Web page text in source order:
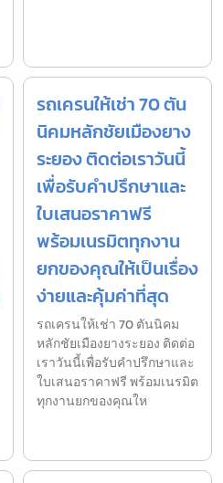
รถเครนให้เช่า 70 ตัน
นิคมหลักชัยเมืองยาง
ระยอง ติดต่อเราวันนี้
เพื่อรับคำปรึกษาและ
ใบเสนอราคาฟรี
พร้อมเนรมิตทุกงาน
ยกของคุณให้เป็นเรื่อง
ง่ายและคุ้มค่าที่สุด
รถเครนให้เช่า 70 ตันนิคม
หลักชัยเมืองยางระยอง ติดต่อ
เราวันนี้เพื่อรับคำปรึกษาและ
ใบเสนอราคาฟรี พร้อมเนรมิต
ทุกงานยกของคุณให